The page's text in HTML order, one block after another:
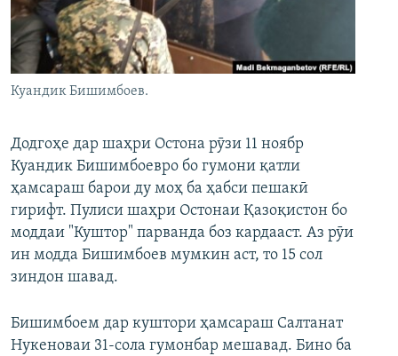
ГУЗОРИШҲОИ РАДИОӢ
Русский
Ҳамаи сомонаҳои RFE/RL
Куандик Бишимбоев.
Додгоҳе дар шаҳри Остона рӯзи 11 ноябр
Куандик Бишимбоевро бо гумони қатли
ҳамсараш барои ду моҳ ба ҳабси пешакӣ
гирифт. Пулиси шаҳри Остонаи Қазоқистон бо
моддаи "Куштор" парванда боз кардааст. Аз рӯи
ин модда Бишимбоев мумкин аст, то 15 сол
зиндон шавад.
Бишимбоем дар куштори ҳамсараш Салтанат
Нукеноваи 31-сола гумонбар мешавад. Бино ба